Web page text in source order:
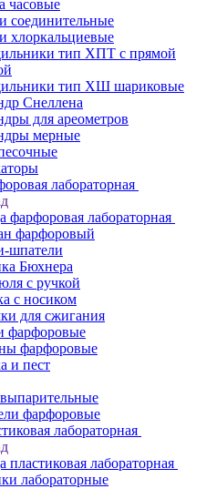
часовые
соединительные
хлоркальциевые
тип ХПТ с прямой
тип ХШ шариковые
Снеллена
для ареометров
мерные
лабораторная
фарфоровая лабораторная
фарфоровый
шпатели
Бюхнера
с ручкой
с носиком
для сжигания
фарфоровые
фарфоровые
и пест
фарфоровые
лабораторная
пластиковая лабораторная
лабораторные